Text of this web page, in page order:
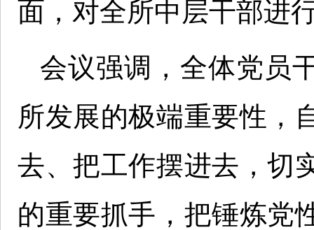
面，对全所中层干部进
会议强调，全体党员
所发展的极端重要性，
去、把工作摆进去，切
的重要抓手，把锤炼党